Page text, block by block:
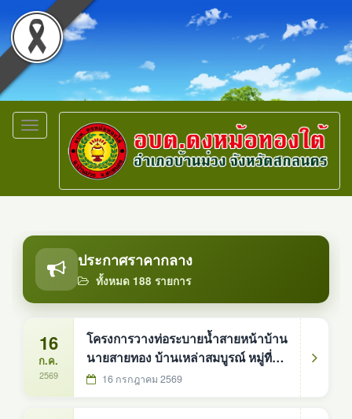
Toggle
navigation
ประกาศราคากลาง
ทั้งหมด 188 รายการ
16
ก.ค.
2569
โครงการวางท่อระบายน้ำสายหน้าบ้าน
นายสายทอง บ้านเหล่าสมบูรณ์ หมู่ที่
๑๐ 16 กรกฎาคม 2569